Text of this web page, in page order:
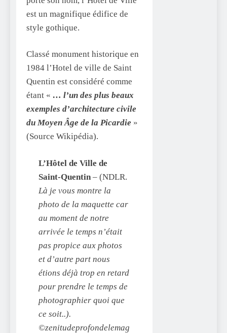
est un magnifique édifice de
style gothique.
Classé monument historique en
1984 l’Hotel de ville de Saint
Quentin est considéré comme
étant « … l’un des plus beaux
exemples d’architecture civile
du Moyen Âge de la Picardie »
(Source Wikipédia).
L’Hôtel de Ville de
Saint-Quentin– (NDLR.
Là je vous montre la
photo de la maquette car
au moment de notre
arrivée le temps n’était
pas propice aux photos
et d’autre part nous
étions déjà trop en retard
pour prendre le temps de
photographier quoi que
ce soit..).
©zenitudeprofondelemag